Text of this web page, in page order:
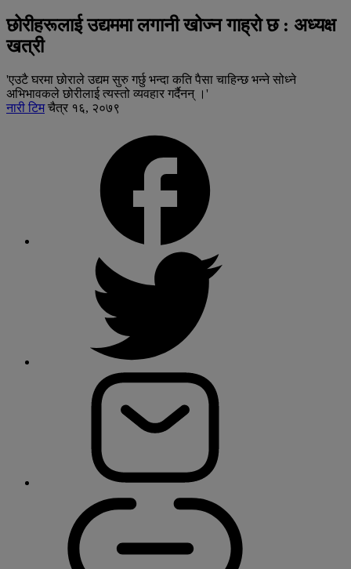
छोरीहरूलाई उद्यममा लगानी खोज्न गाह्रो छ : अध्यक्ष
खत्री
'एउटै घरमा छोराले उद्यम सुरु गर्छु भन्दा कति पैसा चाहिन्छ भन्ने सोध्ने
अभिभावकले छोरीलाई त्यस्तो व्यवहार गर्दैनन् ।'
नारी टिम चैत्र १६, २०७९